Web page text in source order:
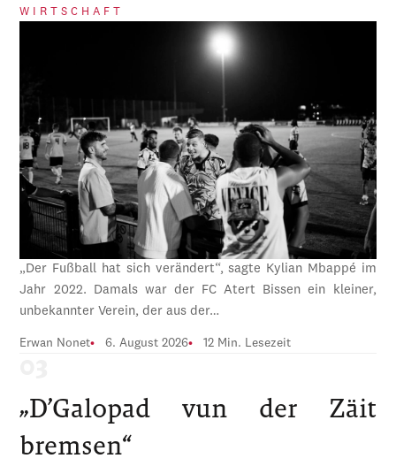
WIRTSCHAFT
„Der Fußball hat sich verändert“, sagte Kylian Mbappé im
Jahr 2022. Damals war der FC Atert Bissen ein kleiner,
unbekannter Verein, der aus der…
Erwan Nonet 6. August 2026 12 Min. Lesezeit
„D’Galopad vun der Zäit
bremsen“